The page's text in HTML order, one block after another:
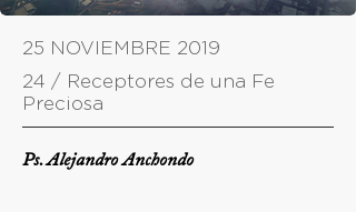
25 NOVIEMBRE 2019
24 / Receptores de una Fe
Preciosa
Ps. Alejandro Anchondo